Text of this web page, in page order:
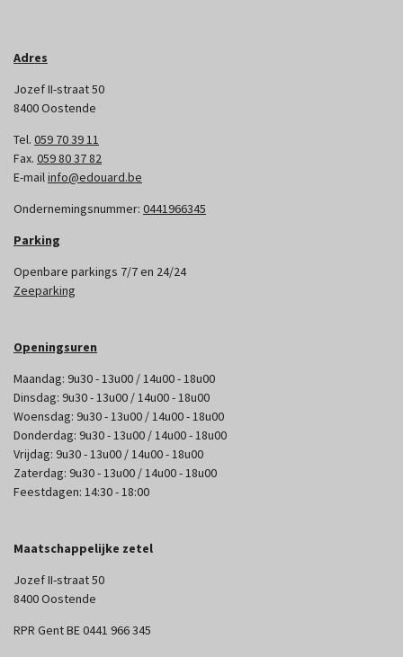
Adres
Jozef II-straat 50
8400 Oostende
Tel. 059 70 39 11
Fax. 059 80 37 82
E-mailinfo@edouard.be
Ondernemingsnummer: 0441966345
Parking
Openbare parkings 7/7 en 24/24
Zeeparking
Openingsuren
Maandag: 9u30 - 13u00 / 14u00 - 18u00
Dinsdag: 9u30 - 13u00 / 14u00 - 18u00
Woensdag: 9u30 - 13u00 / 14u00 - 18u00
Donderdag: 9u30 - 13u00 / 14u00 - 18u00
Vrijdag: 9u30 - 13u00 / 14u00 - 18u00
Zaterdag: 9u30 - 13u00 / 14u00 - 18u00
Feestdagen: 14:30 - 18:00
Maatschappelijke zetel
Jozef II-straat 50
8400 Oostende
RPR Gent BE 0441 966 345